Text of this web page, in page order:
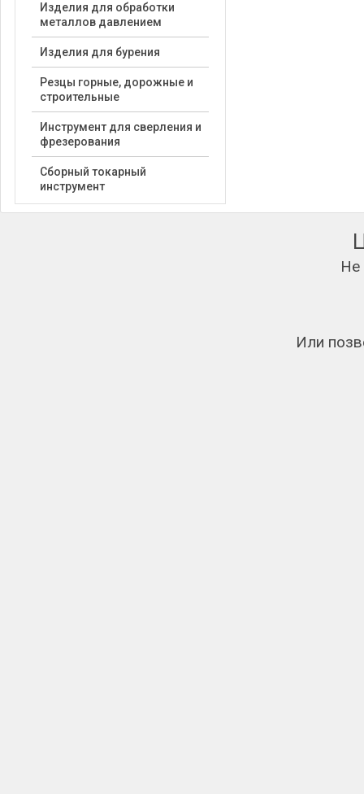
Изделия для обработки
металлов давлением
Изделия для бурения
Резцы горные, дорожные и
строительные
Инструмент для сверления и
фрезерования
Сборный токарный
инструмент
Не
Или